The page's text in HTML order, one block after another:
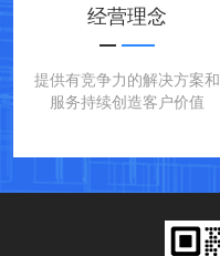
经营理念
提供有竞争力的解决方案和
服务持续创造客户价值